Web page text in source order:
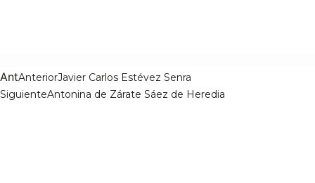
AntAnteriorJavier Carlos Estévez Senra
SiguienteAntonina de Zárate Sáez de Heredia